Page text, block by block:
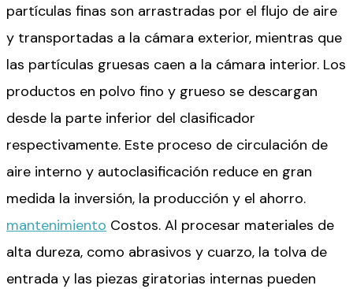
partículas finas son arrastradas por el flujo de aire
y transportadas a la cámara exterior, mientras que
las partículas gruesas caen a la cámara interior. Los
productos en polvo fino y grueso se descargan
desde la parte inferior del clasificador
respectivamente. Este proceso de circulación de
aire interno y autoclasificación reduce en gran
medida la inversión, la producción y el ahorro.
mantenimiento Costos. Al procesar materiales de
alta dureza, como abrasivos y cuarzo, la tolva de
entrada y las piezas giratorias internas pueden